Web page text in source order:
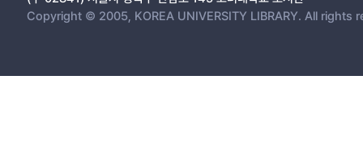
Copyright © 2005, KOREA UNIVERSITY LIBRARY. All rights